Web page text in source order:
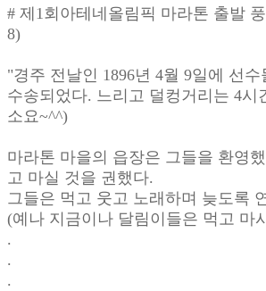
# 제1회아테네올림픽 마라톤 출발
8)
"경주 전날인 1896년 4월 9일에 선
수송되었다. 느리고 덜컹거리는 4
소요~^^)
마라톤 마을의 읍장은 그들을 환영
고 마실 것을 권했다.
그들은 먹고 웃고 노래하며 늦도록
(예나 지금이나 달림이들은 먹고 마
.
.
.